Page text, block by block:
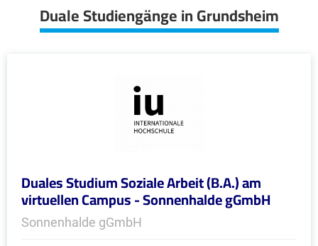
Duale Studiengänge in Grundsheim
Duales Studium Soziale Arbeit (B.A.) am
virtuellen Campus - Sonnenhalde gGmbH
Sonnenhalde gGmbH